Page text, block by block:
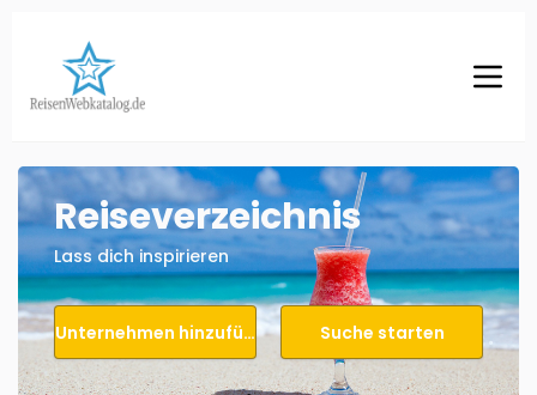
Reiseverzeichnis
Lass dich inspirieren
Unternehmen hinzufügen Suche starten